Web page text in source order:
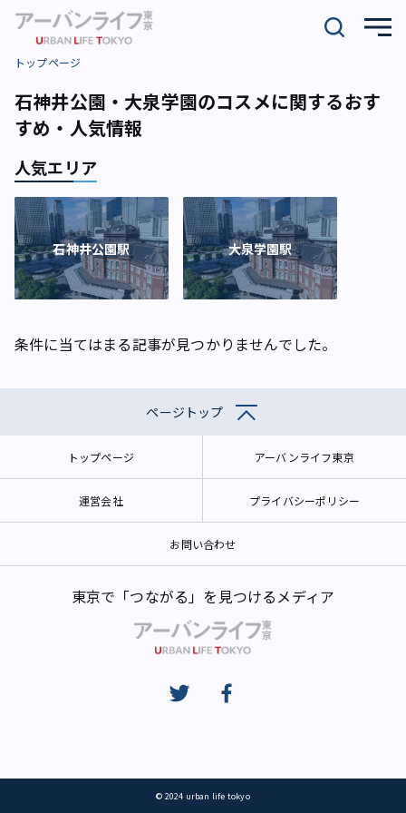
トップページ
石神井公園・大泉学園のコスメに関するおす
すめ・人気情報
人気エリア
石神井公園駅 大泉学園駅
条件に当てはまる記事が見つかりませんでした。
ページトップ
トップページ アーバンライフ東京
運営会社 プライバシーポリシー
お問い合わせ
東京で「つながる」を見つけるメディア
© 2024 urban life tokyo